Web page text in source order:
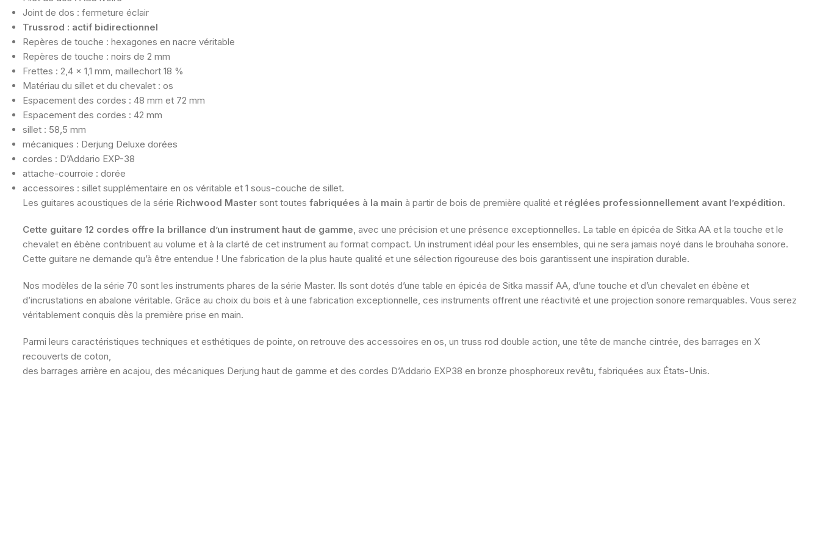
Joint de dos : fermeture éclair
Trussrod : actif bidirectionnel
Repères de touche : hexagones en nacre véritable
Repères de touche : noirs de 2 mm
Frettes : 2,4 x 1,1 mm, maillechort 18 %
Matériau du sillet et du chevalet : os
Espacement des cordes : 48 mm et 72 mm
Espacement des cordes : 42 mm
sillet : 58,5 mm
mécaniques : Derjung Deluxe dorées
cordes : D’Addario EXP-38
attache-courroie : dorée
accessoires : sillet supplémentaire en os véritable et 1 sous-couche de sillet.
Les guitares acoustiques de la série Richwood Master sont toutes fabriquées à la main à partir de bois de première qualité et réglées professionnellement avant l’expédition.
Cette guitare 12 cordes offre la brillance d’un instrument haut de gamme, avec une précision et une présence exceptionnelles. La table en épicéa de Sitka AA et la touche et le
chevalet en ébène contribuent au volume et à la clarté de cet instrument au format compact. Un instrument idéal pour les ensembles, qui ne sera jamais noyé dans le brouhaha sonore.
Cette guitare ne demande qu’à être entendue ! Une fabrication de la plus haute qualité et une sélection rigoureuse des bois garantissent une inspiration durable.
Nos modèles de la série 70 sont les instruments phares de la série Master. Ils sont dotés d’une table en épicéa de Sitka massif AA, d’une touche et d’un chevalet en ébène et
d’incrustations en abalone véritable. Grâce au choix du bois et à une fabrication exceptionnelle, ces instruments offrent une réactivité et une projection sonore remarquables. Vous serez
véritablement conquis dès la première prise en main.
Parmi leurs caractéristiques techniques et esthétiques de pointe, on retrouve des accessoires en os, un truss rod double action, une tête de manche cintrée, des barrages en X
recouverts de coton,
des barrages arrière en acajou, des mécaniques Derjung haut de gamme et des cordes D’Addario EXP38 en bronze phosphoreux revêtu, fabriquées aux États-Unis.